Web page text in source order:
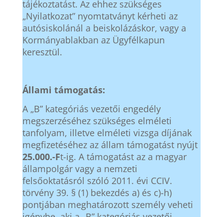
tájékoztatást. Az ehhez szükséges
„Nyilatkozat” nyomtatványt kérheti az
autósiskolánál a beiskolázáskor, vagy a
Kormányablakban az Ügyfélkapun
keresztül.
Állami támogatás:
A „B” kategóriás vezetői engedély
megszerzéséhez szükséges elméleti
tanfolyam, illetve elméleti vizsga díjának
megfizetéséhez az állam támogatást nyújt
25.000.-Ft-ig. A támogatást az a magyar
állampolgár vagy a nemzeti
felsőoktatásról szóló 2011. évi CCIV.
törvény 39. § (1) bekezdés a) és c)-h)
pontjában meghatározott személy veheti